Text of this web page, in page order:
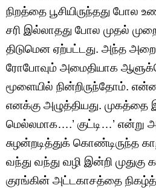
நிறத்தை பூசியிருந்தது
சரி இல்லாதது போல முதல்
திடுமென ஏற்பட்டது. அந்த
ரோபோவும் அமைதியாக
மூளையில் நின்றிருந்தோம்.
எனக்கு அழுத்தியது.
மெல்லமாக….’ குட்டி…’
சுழன்றடித்துக் கொண்டிருந்த
வந்து வந்து வழி இன்றி முதுகு
குரங்கின் அட்டகாசத்தை